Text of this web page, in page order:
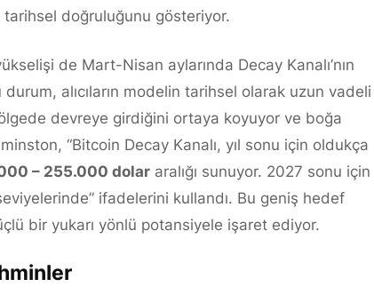
doğruluğunu gösteriyor.
de Mart-Nisan aylarında Decay Kanalı’nın
alıcıların modelin tarihsel olarak uzun vadeli
devreye girdiğini ortaya koyuyor ve boğa
“Bitcoin Decay Kanalı, yıl sonu için oldukça
– 255.000 dolararalığı sunuyor. 2027 sonu için
ifadelerini kullandı. Bu geniş hedef
bir yukarı yönlü potansiyele işaret ediyor.